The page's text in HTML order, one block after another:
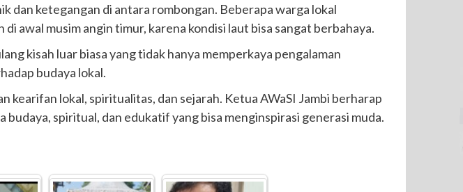
dan ketegangan di antara rombongan. Beberapa warga lokal
awal musim angin timur, karena kondisi laut bisa sangat berbahaya.
kisah luar biasa yang tidak hanya memperkaya pengalaman
budaya lokal.
lokal, spiritualitas, dan sejarah. Ketua AWaSI Jambi berharap
spiritual, dan edukatif yang bisa menginspirasi generasi muda.